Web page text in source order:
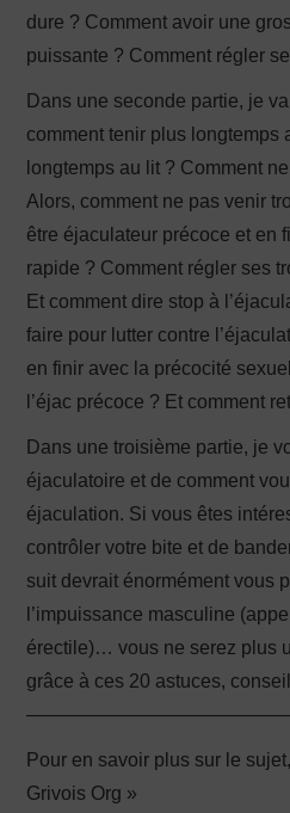
dure ? Comment avoir une
puissante ? Comment régler
Dans une seconde partie, je
comment tenir plus longtemps
longtemps au lit ? Comment
Alors, comment ne pas venir
être éjaculateur précoce et en
rapide ? Comment régler ses
Et comment dire stop à
faire pour lutter contre
en finir avec la précocité
l’éjac précoce ? Et comment
Dans une troisième partie, je
éjaculatoire et de comment
éjaculation. Si vous êtes
contrôler votre bite et de
suit devrait énormément vous
l’impuissance masculine
érectile)… vous ne serez plus
grâce à ces 20 astuces,
Pour en savoir plus sur le
Grivois Org »